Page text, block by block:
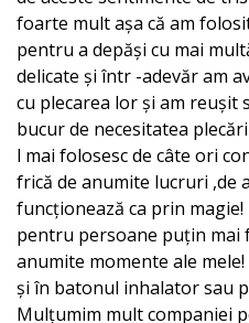
foarte mult așa că am
pentru a depăși cu mai
delicate și într -adevăr am
cu plecarea lor și am reușit
bucur de necesitatea
l mai folosesc de câte ori
frică de anumite lucruri ,de
funcționează ca prin
pentru persoane puțin mai
anumite momente ale
și în batonul inhalator sau
Mulțumim mult companiei